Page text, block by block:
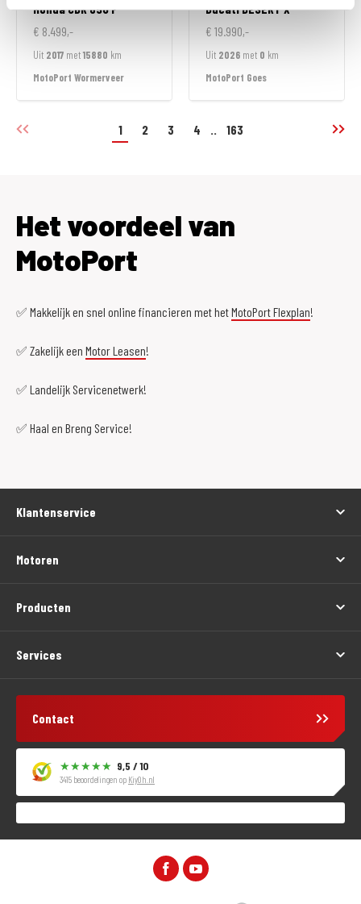
HondaCBR 650 F
€ 8.499,-
Uit 2017 met15880 km
MotoPort Wormerveer
DucatiDESERT X
€ 19.990,-
Uit 2026 met 0 km
MotoPort Goes
1 2 3 4 .. 163
Het voordeel van
MotoPort
✅ Makkelijk en snel online financieren met hetMotoPort Flexplan!
✅ Zakelijk een Motor Leasen!
✅ Landelijk Servicenetwerk!
✅ Haal en Breng Service!
Klantenservice
Motoren
Producten
Services
Contact
9,5 / 10
3415 beoordelingen op KiyOh.nl